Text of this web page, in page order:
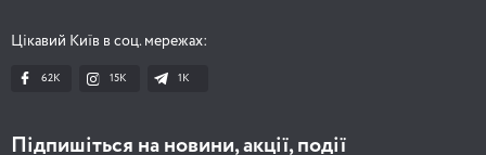
Цікавий Київ в соц. мережах:
62K 15K 1К
Підпишіться на новини, акції, події